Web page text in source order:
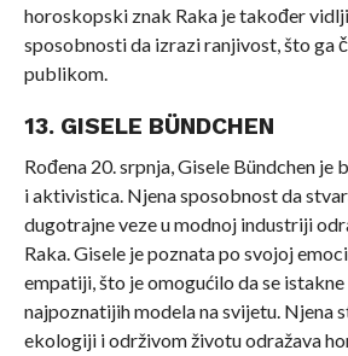
horoskopski znak Raka je također
sposobnosti da izrazi ranjivost, što ga
publikom.
13. GISELE BÜNDCHEN
Rođena 20. srpnja, Gisele Bündchen
i aktivistica. Njena sposobnost da
dugotrajne veze u modnoj industriji
Raka. Gisele je poznata po svojoj
empatiji, što je omogućilo da se
najpoznatijih modela na svijetu. Njena
ekologiji i održivom životu odražava